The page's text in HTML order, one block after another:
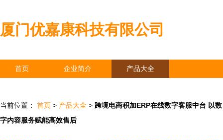
厦门优嘉康科技有限公司
首页 企业简介 产品大全
当前位置： 首页 > 产品大全 > 跨境电商积加ERP在线数字客服中台 以数
字内容服务赋能高效售后